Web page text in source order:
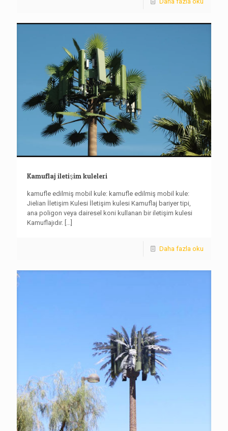
Kamuflaj iletişim kuleleri
kamufle edilmiş mobil kule: kamufle edilmiş mobil kule:
Jielian İletişim Kulesi İletişim kulesi Kamuflaj bariyer tipi,
ana poligon veya dairesel koni kullanan bir iletişim kulesi
Kamuflajıdır. [...]
Daha fazla oku